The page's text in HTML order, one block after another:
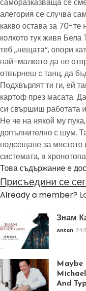
алегория се случва
какво остава за 70-те
колкото тук живя
теб „нещата“, опори
най-малкото да не
отвърнеш с танц, да
Подхвърлят ти ги, ей
картоф през масата.
си свършиш работата
Не че на някой му
допълнително с шум.
подсещане за
системата, в
Това съдържание е
Присъедини се
Already a member?
Знам
Anton
Maybe
And